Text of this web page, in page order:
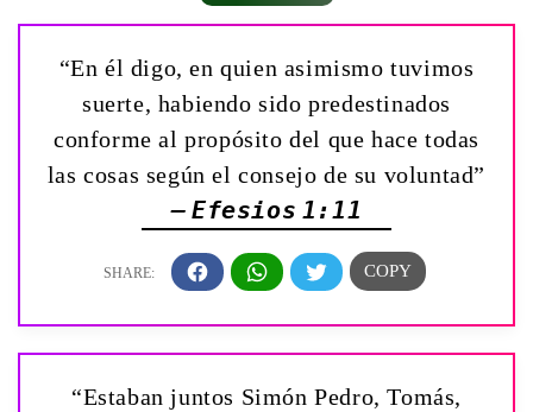
“En él digo, en quien asimismo tuvimos
suerte, habiendo sido predestinados
conforme al propósito del que hace todas
las cosas según el consejo de su voluntad”
— Efesios 1:11
“Estaban juntos Simón Pedro, Tomás,